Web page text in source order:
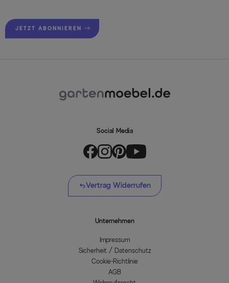
JETZT ABONNIEREN
Social Media
Vertrag Widerrufen
Unternehmen
Impressum
Sicherheit / Datenschutz
Cookie-Richtlinie
AGB